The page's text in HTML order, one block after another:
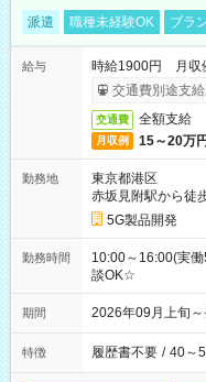
派遣 職種未経験OK ブラ
給与
時給1900円 月収
交通費別途支給
交通費 全額支給
月収例 15～20万円
勤務地
東京都港区
赤坂見附駅から徒
5G製品開発
勤務時間
10:00～16:00(実
談OK☆
期間 2026年09月上旬
特徴 履歴書不要 / 40～